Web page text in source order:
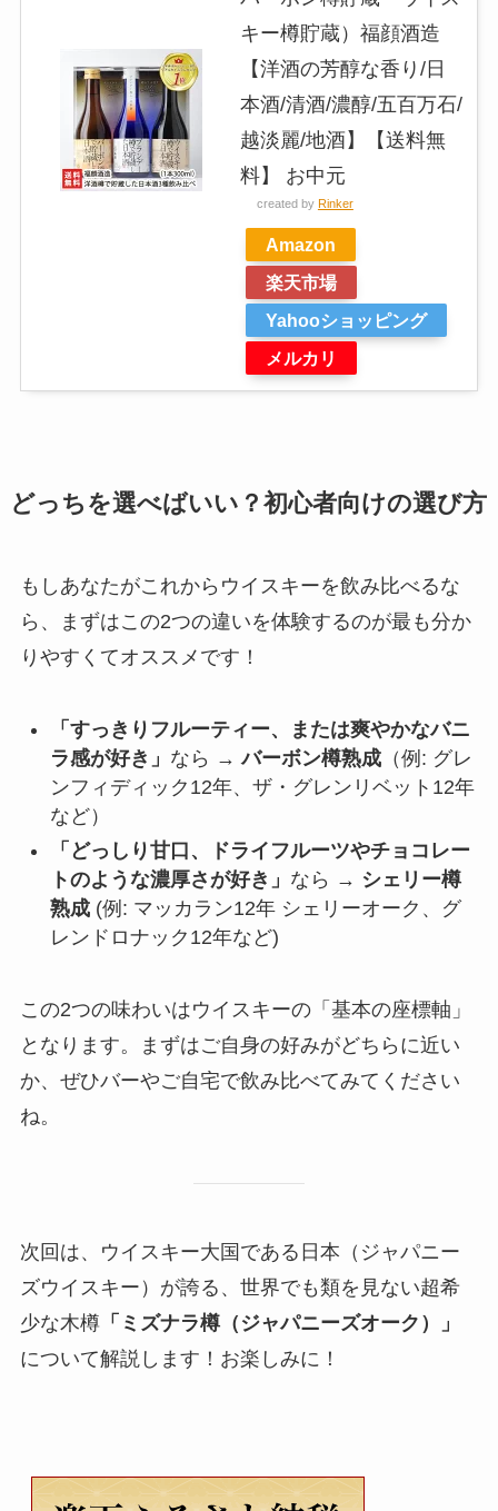
キー樽貯蔵）福顔酒造
【洋酒の芳醇な香り/日
本酒/清酒/濃醇/五百万石/
越淡麗/地酒】【送料無
料】 お中元
created by Rinker
Amazon
楽天市場
Yahooショッピング
メルカリ
どっちを選べばいい？初心者向けの選び方
もしあなたがこれからウイスキーを飲み比べるな
ら、まずはこの2つの違いを体験するのが最も分か
りやすくてオススメです！
「すっきりフルーティー、または爽やかなバニ
ラ感が好き」 なら →バーボン樽熟成（例: グレ
ンフィディック12年、ザ・グレンリベット12年
など）
「どっしり甘口、ドライフルーツやチョコレー
トのような濃厚さが好き」 なら → シェリー樽
熟成(例: マッカラン12年 シェリーオーク、グ
レンドロナック12年など)
この2つの味わいはウイスキーの「基本の座標軸」
となります。まずはご自身の好みがどちらに近い
か、ぜひバーやご自宅で飲み比べてみてください
ね。
次回は、ウイスキー大国である日本（ジャパニー
ズウイスキー）が誇る、世界でも類を見ない超希
少な木樽「ミズナラ樽（ジャパニーズオーク）」
について解説します！お楽しみに！